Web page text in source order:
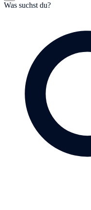
Was suchst du?